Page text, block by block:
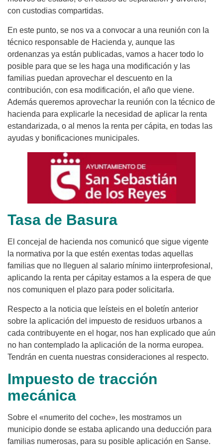
con custodias compartidas.
En este punto, se nos va a convocar a una reunión con la
técnico responsable de Hacienda y, aunque las
ordenanzas ya están publicadas, vamos a hacer todo lo
posible para que se les haga una modificación y las
familias puedan aprovechar el descuento en la
contribución, con esa modificación, el año que viene.
Además queremos aprovechar la reunión con la técnico de
hacienda para explicarle la necesidad de aplicar la renta
estandarizada, o al menos la renta per cápita, en todas las
ayudas y bonificaciones municipales.
Tasa de Basura
El concejal de hacienda nos comunicó que sigue vigente
la normativa por la que estén exentas todas aquellas
familias que no lleguen al salario mínimo iinterprofesional,
aplicando la renta per cápitay estamos a la espera de que
nos comuniquen el plazo para poder solicitarla.
Respecto a la noticia que leísteis en el boletín anterior
sobre la aplicación del impuesto de residuos urbanos a
cada contribuyente en el hogar, nos han explicado que aún
no han contemplado la aplicación de la norma europea.
Tendrán en cuenta nuestras consideraciones al respecto.
Impuesto de tracción
mecánica
Sobre el «numerito del coche», les mostramos un
municipio donde se estaba aplicando una deducción para
familias numerosas, para su posible aplicación en Sanse.